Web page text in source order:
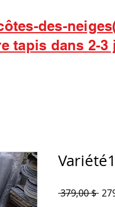
des-
tapis dans 2-3
379,00 $ Prix